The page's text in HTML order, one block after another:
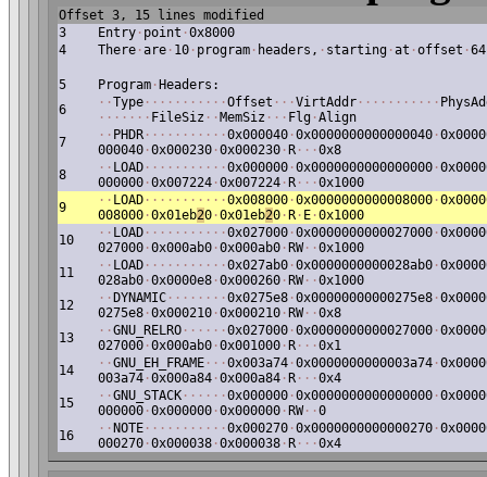
Offset 3, 15 lines modified
3
Entry · point ·0x8000
4
There ·are · 10 · program · headers, · starting ·at ·offset ·64
5 Program · Headers:
6
· ·Type · · · · · · · · · · ·Offset · · ·VirtAddr · · · · · · · · · · ·
· · · · · · · FileSiz · · MemSiz · · · Flg ·Align
7
· · PHDR · · · · · · · · · · ·0x000040 ·0x0000000000000040 ·
000040 ·0x000230 ·0x000230 · R · · ·0x8
8
· · LOAD · · · · · · · · · · ·0x000000 ·0x0000000000000000 ·
000000 ·0x007224 ·0x007224 · R · · ·0x1000
9
· · LOAD · · · · · · · · · · ·0x008000 ·0x0000000000008000 ·
008000 ·0x01eb20 ·0x01eb20 · R · E ·0x1000
10
· · LOAD · · · · · · · · · · ·0x027000 ·0x0000000000027000 ·
027000 ·0x000ab0 ·0x000ab0 · RW· ·0x1000
11
· · LOAD · · · · · · · · · · ·0x027ab0 ·0x0000000000028ab0 ·
028ab0 ·0x0000e8 ·0x000260 · RW· ·0x1000
12
· · DYNAMIC · · · · · · · ·0x0275e8 ·0x00000000000275e8 ·
0275e8 ·0x000210 ·0x000210 · RW· ·0x8
13
· ·GNU_RELRO · · · · · ·0x027000 ·0x0000000000027000 ·
027000 ·0x000ab0 ·0x001000 · R · · ·0x1
14
· ·GNU_EH_FRAME · · ·0x003a74 ·0x0000000000003a74 ·
003a74 ·0x000a84 ·0x000a84 · R · · ·0x4
15
· ·GNU_STACK · · · · · ·0x000000 ·0x0000000000000000 ·
000000 ·0x000000 ·0x000000 · RW· ·0
16
· · NOTE · · · · · · · · · · ·0x000270 ·0x0000000000000270 ·
000270 ·0x000038 ·0x000038 · R · · ·0x4